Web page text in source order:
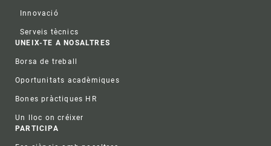
Innovació
Serveis tècnics
UNEIX-TE A NOSALTRES
Borsa de treball
Oportunitats acadèmiques
Bones pràctiques HR
Un lloc on créixer
PARTICIPA